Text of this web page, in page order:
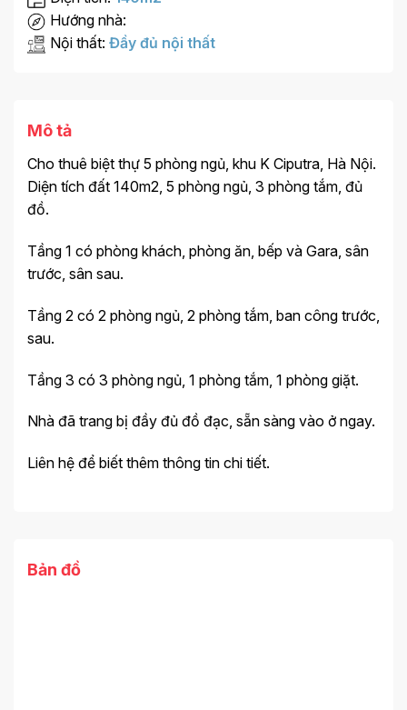
Hướng nhà:
Nội thất: Đầy đủ nội thất
Mô tả
Cho thuê biệt thự 5 phòng ngủ, khu K Ciputra, Hà Nội.
Diện tích đất 140m2, 5 phòng ngủ, 3 phòng tắm, đủ
đồ.
Tầng 1 có phòng khách, phòng ăn, bếp và Gara, sân
trước, sân sau.
Tầng 2 có 2 phòng ngủ, 2 phòng tắm, ban công trước,
sau.
Tầng 3 có 3 phòng ngủ, 1 phòng tắm, 1 phòng giặt.
Nhà đã trang bị đầy đủ đồ đạc, sẵn sàng vào ở ngay.
Liên hệ để biết thêm thông tin chi tiết.
Bản đồ